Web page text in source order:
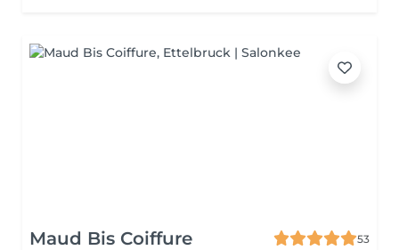
Maud Bis Coiffure
53